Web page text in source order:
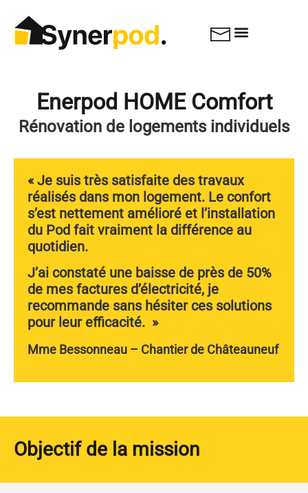
Enerpod HOME Comfort
Rénovation de logements individuels
« Je suis très satisfaite des travaux
réalisés dans mon logement. Le confort
s’est nettement amélioré et l’installation
du Pod fait vraiment la différence au
quotidien.
J’ai constaté une baisse de près de 50%
de mes factures d’électricité, je
recommande sans hésiter ces solutions
pour leur efficacité. »
Mme Bessonneau – Chantier de Châteauneuf
Objectif de la mission